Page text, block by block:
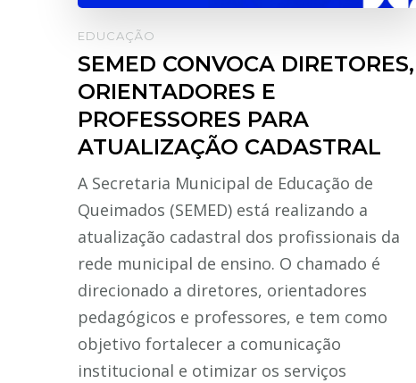
EDUCAÇÃO
SEMED CONVOCA DIRETORES,
ORIENTADORES E
PROFESSORES PARA
ATUALIZAÇÃO CADASTRAL
A Secretaria Municipal de Educação de
Queimados (SEMED) está realizando a
atualização cadastral dos profissionais da
rede municipal de ensino. O chamado é
direcionado a diretores, orientadores
pedagógicos e professores, e tem como
objetivo fortalecer a comunicação
institucional e otimizar os serviços